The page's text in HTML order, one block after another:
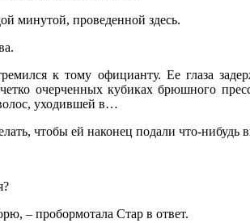
минутой, проведенной здесь.
к тому официанту. Ее глаза
очерченных кубиках брюшного
уходившей в…
чтобы ей наконец подали что-нибудь
– пробормотала Стар в ответ.